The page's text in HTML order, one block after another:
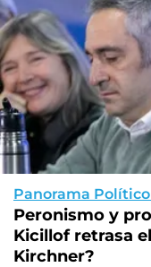
Panorama
Peronismo y
Kicillof retrasa
Kirchner?